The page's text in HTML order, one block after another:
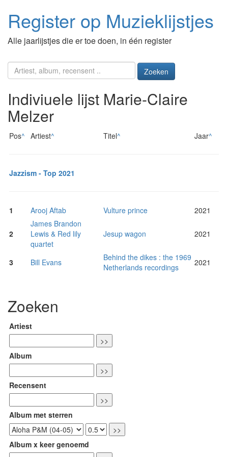
Register op Muzieklijstjes
Alle jaarlijstjes die er toe doen, in één register
Zoeken
Indiviuele lijst Marie-Claire
Melzer
Pos^ Artiest^ Titel^ Jaar^
Jazzism - Top 2021
1 Arooj Aftab Vulture prince 2021
2
James Brandon
Lewis & Red lily
quartet
Jesup wagon 2021
3 Bill Evans
Behind the dikes : the 1969
Netherlands recordings
2021
Zoeken
Artiest
Album
Recensent
Album met sterren
Album x keer genoemd